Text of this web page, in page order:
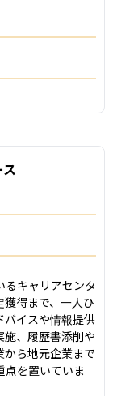
キャリアセンタ
得まで、一人ひ
バイスや情報提供
施、履歴書添削や
ら地元企業まで
点を置いていま